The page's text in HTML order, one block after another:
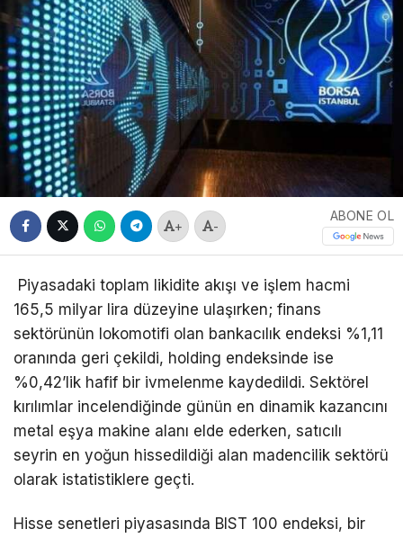
+ -
ABONE OL
Piyasadaki toplam likidite akışı ve işlem hacmi
165,5 milyar lira düzeyine ulaşırken; finans
sektörünün lokomotifi olan bankacılık endeksi %1,11
oranında geri çekildi, holding endeksinde ise
%0,42’lik hafif bir ivmelenme kaydedildi. Sektörel
kırılımlar incelendiğinde günün en dinamik kazancını
metal eşya makine alanı elde ederken, satıcılı
seyrin en yoğun hissedildiği alan madencilik sektörü
olarak istatistiklere geçti.
Hisse senetleri piyasasında BIST 100 endeksi, bir